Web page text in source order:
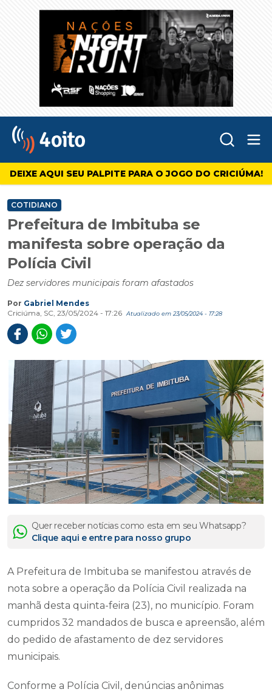
4oito
DEIXE AQUI SEU PALPITE PARA O JOGO DO CRICIÚMA!
COTIDIANO
Prefeitura de Imbituba se
manifesta sobre operação da
Polícia Civil
Dez servidores municipais foram afastados
Por Gabriel Mendes
Criciúma, SC, 23/05/2024 - 17:26
Atualizado em 23/05/2024 - 17:28
Quer receber notícias como esta em seu Whatsapp?
Clique aqui e entre para nosso grupo
A Prefeitura de Imbituba se manifestou através de
nota sobre a operação da Polícia Civil realizada na
manhã desta quinta-feira (23), no município. Foram
cumpridos 32 mandados de busca e apreensão, além
do pedido de afastamento de dez servidores
municipais.
Conforme a Polícia Civil, denúncias anônimas